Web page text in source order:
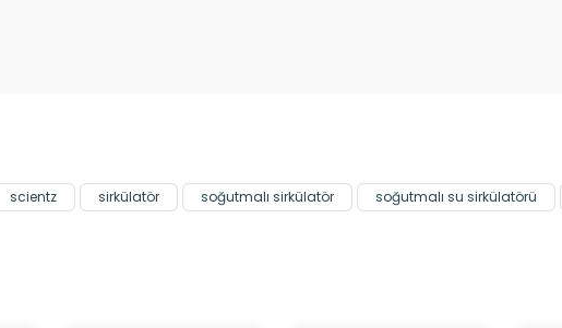
scientz sirkülatör soğutmalı sirkülatör soğutmalı su sirkülatörü